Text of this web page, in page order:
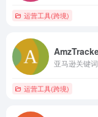
运营工具(跨境)
亚马逊关键
运营工具(跨境)